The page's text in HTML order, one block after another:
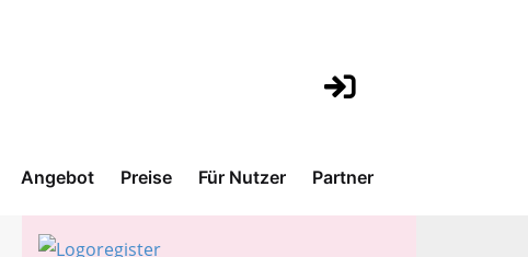
Angebot Preise Für Nutzer Partner